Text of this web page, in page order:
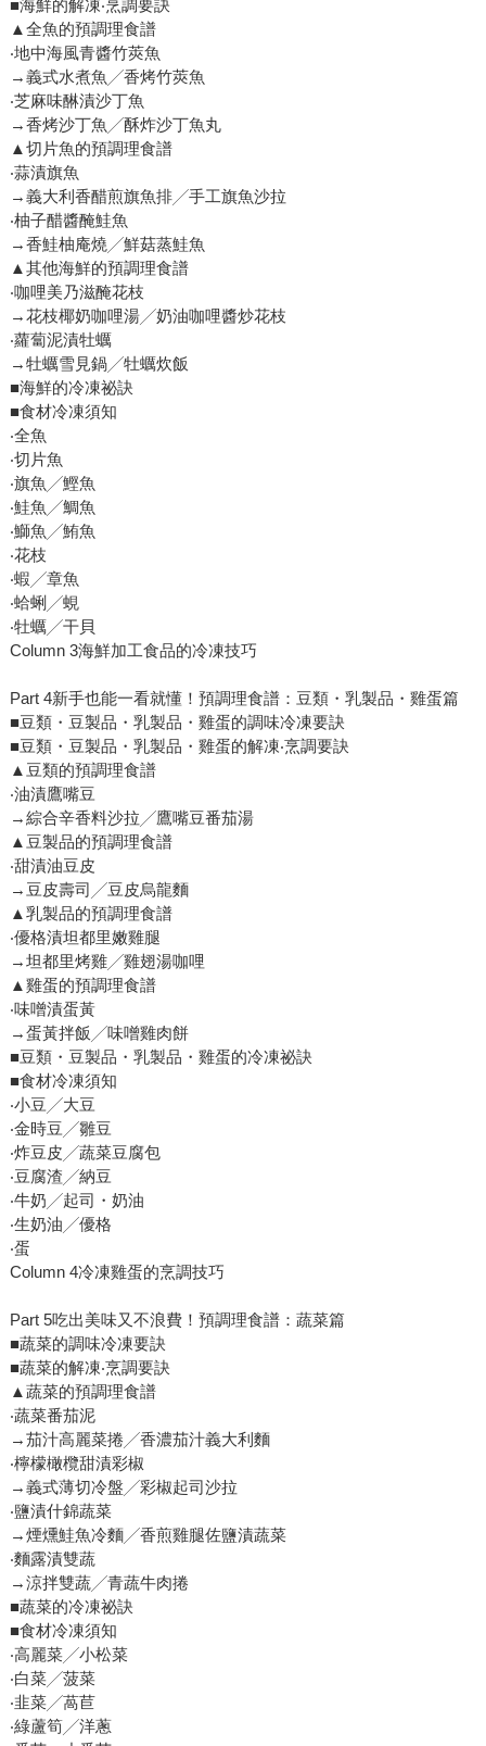
■海鮮的解凍‧烹調要訣
▲全魚的預調理食譜
‧地中海風青醬竹莢魚
→義式水煮魚╱香烤竹莢魚
‧芝麻味醂漬沙丁魚
→香烤沙丁魚╱酥炸沙丁魚丸
▲切片魚的預調理食譜
‧蒜漬旗魚
→義大利香醋煎旗魚排╱手工旗魚沙拉
‧柚子醋醬醃鮭魚
→香鮭柚庵燒╱鮮菇蒸鮭魚
▲其他海鮮的預調理食譜
‧咖哩美乃滋醃花枝
→花枝椰奶咖哩湯╱奶油咖哩醬炒花枝
‧蘿蔔泥漬牡蠣
→牡蠣雪見鍋╱牡蠣炊飯
■海鮮的冷凍祕訣
■食材冷凍須知
‧全魚
‧切片魚
‧旗魚╱鰹魚
‧鮭魚╱鯛魚
‧鰤魚╱鮪魚
‧花枝
‧蝦╱章魚
‧蛤蜊╱蜆
‧牡蠣╱干貝
Column 3海鮮加工食品的冷凍技巧
Part 4新手也能一看就懂！預調理食譜：豆類・乳製品・雞蛋篇
■豆類・豆製品・乳製品・雞蛋的調味冷凍要訣
■豆類・豆製品・乳製品・雞蛋的解凍‧烹調要訣
▲豆類的預調理食譜
‧油漬鷹嘴豆
→綜合辛香料沙拉╱鷹嘴豆番茄湯
▲豆製品的預調理食譜
‧甜漬油豆皮
→豆皮壽司╱豆皮烏龍麵
▲乳製品的預調理食譜
‧優格漬坦都里嫩雞腿
→坦都里烤雞╱雞翅湯咖哩
▲雞蛋的預調理食譜
‧味噌漬蛋黃
→蛋黃拌飯╱味噌雞肉餅
■豆類・豆製品・乳製品・雞蛋的冷凍祕訣
■食材冷凍須知
‧小豆╱大豆
‧金時豆╱雛豆
‧炸豆皮╱蔬菜豆腐包
‧豆腐渣╱納豆
‧牛奶╱起司・奶油
‧生奶油╱優格
‧蛋
Column 4冷凍雞蛋的烹調技巧
Part 5吃出美味又不浪費！預調理食譜：蔬菜篇
■蔬菜的調味冷凍要訣
■蔬菜的解凍‧烹調要訣
▲蔬菜的預調理食譜
‧蔬菜番茄泥
→茄汁高麗菜捲╱香濃茄汁義大利麵
‧檸檬橄欖甜漬彩椒
→義式薄切冷盤╱彩椒起司沙拉
‧鹽漬什錦蔬菜
→煙燻鮭魚冷麵╱香煎雞腿佐鹽漬蔬菜
‧麵露漬雙蔬
→涼拌雙蔬╱青蔬牛肉捲
■蔬菜的冷凍祕訣
■食材冷凍須知
‧高麗菜╱小松菜
‧白菜╱菠菜
‧韭菜╱萵苣
‧綠蘆筍╱洋蔥